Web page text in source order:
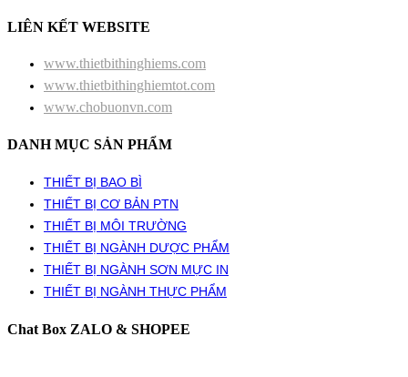
LIÊN KẾT WEBSITE
www.thietbithinghiems.com
www.thietbithinghiemtot.com
www.chobuonvn.com
DANH MỤC SẢN PHẨM
THIẾT BỊ BAO BÌ
THIẾT BỊ CƠ BẢN PTN
THIẾT BỊ MÔI TRƯỜNG
THIẾT BỊ NGÀNH DƯỢC PHẨM
THIẾT BỊ NGÀNH SƠN MỰC IN
THIẾT BỊ NGÀNH THỰC PHẨM
Chat Box ZALO & SHOPEE